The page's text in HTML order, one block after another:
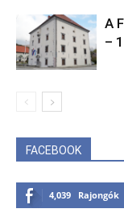
A
–
FACEBOOK
4,039 Rajongók